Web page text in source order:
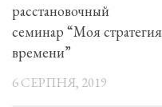
расстановочный
семинар “Моя стратегия
времени”
6 СЕРПНЯ, 2019